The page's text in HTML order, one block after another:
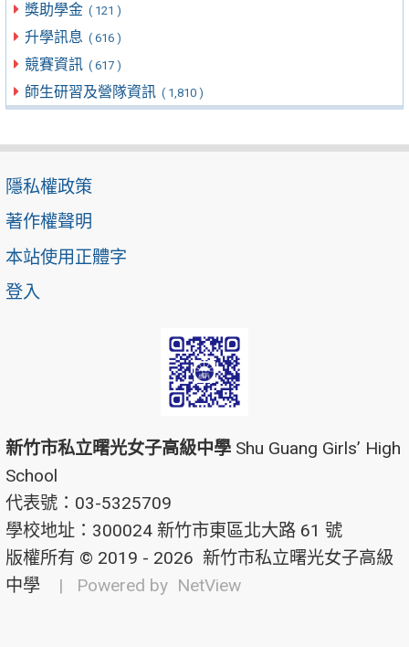
獎助學金 ( 121 )
升學訊息 ( 616 )
競賽資訊 ( 617 )
師生研習及營隊資訊 ( 1,810 )
隱私權政策
著作權聲明
本站使用正體字
登入
新竹市私立曙光女子高級中學 Shu Guang Girls’ High
School
代表號：03-5325709
學校地址：300024 新竹市東區北大路 61 號
版權所有 © 2019 - 2026 新竹市私立曙光女子高級
中學
| Powered by NetView